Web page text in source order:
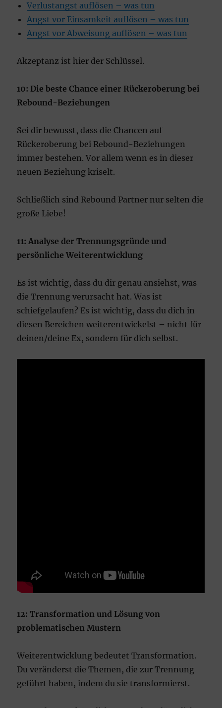
Verlustangst auflösen – was tun
Angst vor Einsamkeit auflösen – was tun
Angst vor Abweisung auflösen – was tun
Akzeptanz ist hier der Schlüssel.
10: Die beste Chance einer Rückeroberung bei
Rebound-Beziehungen
Sei dir bewusst, dass die Chancen auf
Rückeroberung bei Rebound-Beziehungen
immer bestehen. Vor allem wenn es in dieser
neuen Beziehung kriselt.
Schließlich sind Rebound Partner nur selten die
große Liebe!
11: Analyse der Trennungsgründe und
persönliche Weiterentwicklung
Es ist wichtig, dass du dir genau ansiehst, was
die Trennung verursacht hat. Was ist
schiefgelaufen? Es ist wichtig, dass du dich in
diesen Bereichen weiterentwickelst – nicht für
deinen/deine Ex, sondern für dich selbst.
12: Transformation und Lösung von
problematischen Mustern
Weiterentwicklung bedeutet Transformation.
Du veränderst die Themen, die zur Trennung
geführt haben, indem du sie transformierst.